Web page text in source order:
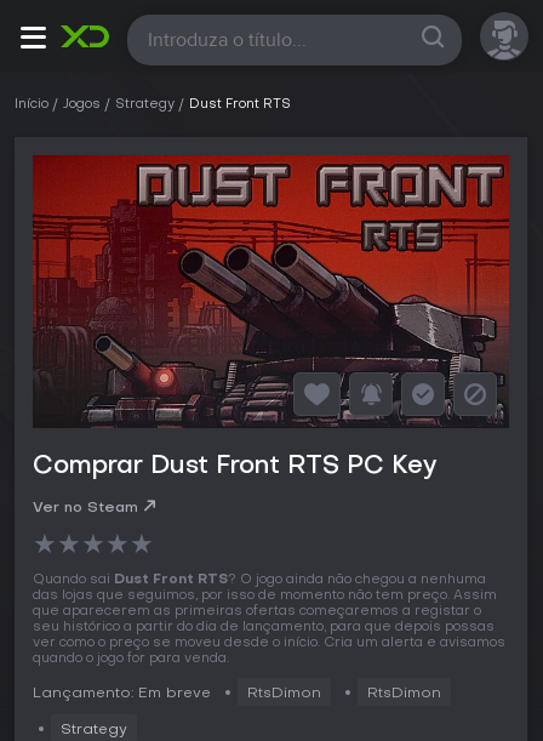
Todas
Início Jogos Strategy Dust Front RTS
Comprar Dust Front RTS PC Key
Ver no Steam
★★★★★
Quando sai Dust Front RTS? O jogo ainda não chegou a nenhuma
das lojas que seguimos, por isso de momento não tem preço. Assim
que aparecerem as primeiras ofertas começaremos a registar o
seu histórico a partir do dia de lançamento, para que depois possas
ver como o preço se moveu desde o início. Cria um alerta e avisamos
quando o jogo for para venda.
Lançamento: Em breve RtsDimon RtsDimon
Strategy